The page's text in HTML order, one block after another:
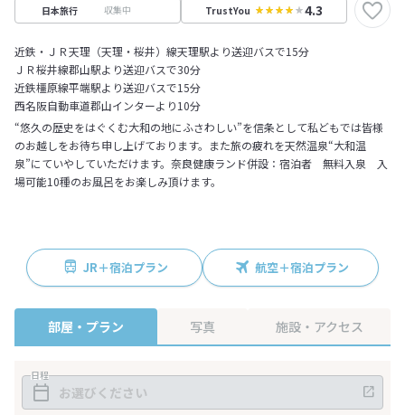
日本旅行 収集中 TrustYou 4.3
近鉄・ＪＲ天理（天理・桜井）線天理駅より送迎バスで15分
ＪＲ桜井線郡山駅より送迎バスで30分
近鉄橿原線平端駅より送迎バスで15分
西名阪自動車道郡山インターより10分
“悠久の歴史をはぐくむ大和の地にふさわしい”を信条として私どもでは皆様
のお越しをお待ち申し上げております。また旅の疲れを天然温泉“大和温
泉”にていやしていただけます。奈良健康ランド併設：宿泊者 無料入泉 入
場可能10種のお風呂をお楽しみ頂けます。
JR＋宿泊プラン 航空＋宿泊プラン
部屋・プラン 写真 施設・アクセス
日程